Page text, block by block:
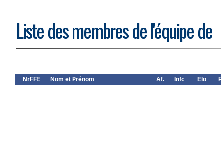
Liste des membres de l'équipe de
NrFFE Nom et Prénom Af. Info Elo